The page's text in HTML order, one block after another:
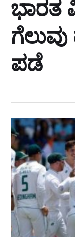
ಭಾರತ
ಪಡೆ